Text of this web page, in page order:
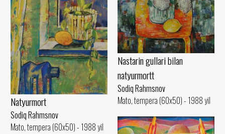
Nastarin gullari bilan
natyurmortt
Sodiq Rahmsnov
Mato, tempera (60x50) - 1988 yil
Natyurmort
Sodiq Rahmsnov
Mato, tempera (60x50) - 1988 yil